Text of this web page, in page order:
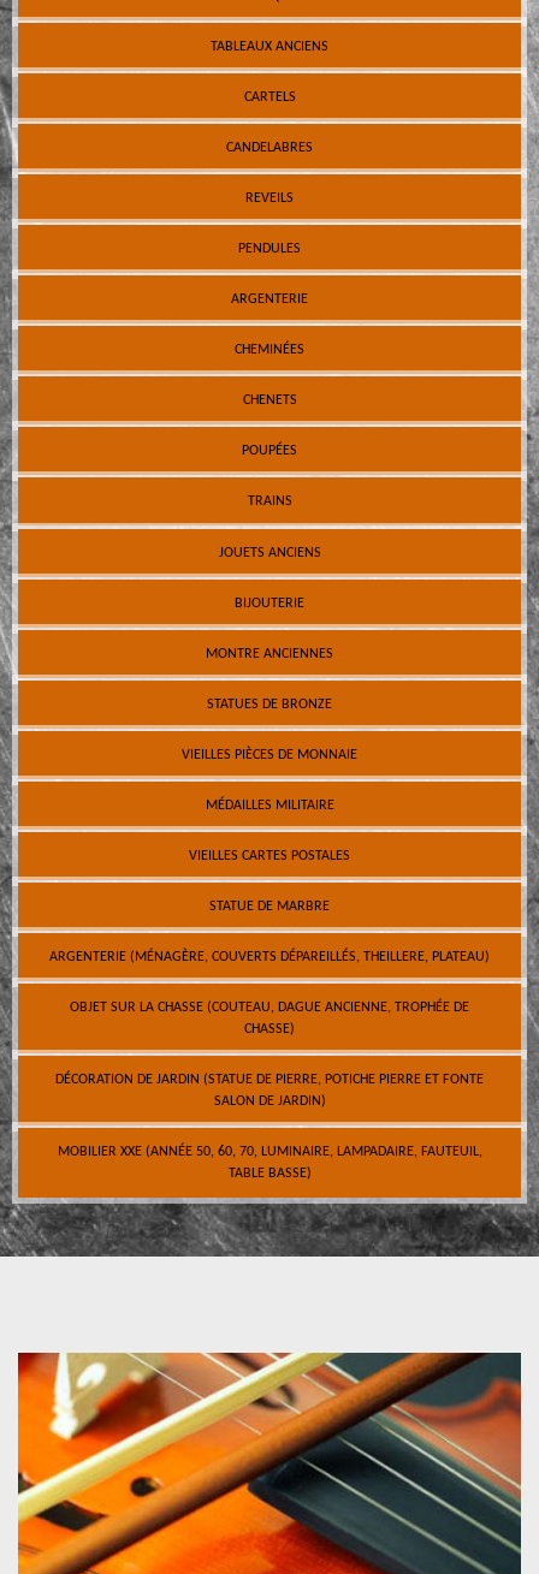
TABLEAUX ANCIENS
CARTELS
CANDELABRES
REVEILS
PENDULES
ARGENTERIE
CHEMINÉES
CHENETS
POUPÉES
TRAINS
JOUETS ANCIENS
BIJOUTERIE
MONTRE ANCIENNES
STATUES DE BRONZE
VIEILLES PIÈCES DE MONNAIE
MÉDAILLES MILITAIRE
VIEILLES CARTES POSTALES
STATUE DE MARBRE
ARGENTERIE (MÉNAGÈRE, COUVERTS DÉPAREILLÉS, THEILLERE, PLATEAU)
OBJET SUR LA CHASSE (COUTEAU, DAGUE ANCIENNE, TROPHÉE DE
CHASSE)
DÉCORATION DE JARDIN (STATUE DE PIERRE, POTICHE PIERRE ET FONTE
SALON DE JARDIN)
MOBILIER XXE (ANNÉE 50, 60, 70, LUMINAIRE, LAMPADAIRE, FAUTEUIL,
TABLE BASSE)